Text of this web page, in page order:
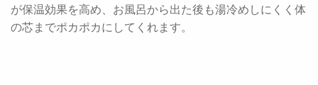
が保温効果を高め、お風呂から出た後も湯冷めしにくく体
の芯までポカポカにしてくれます。